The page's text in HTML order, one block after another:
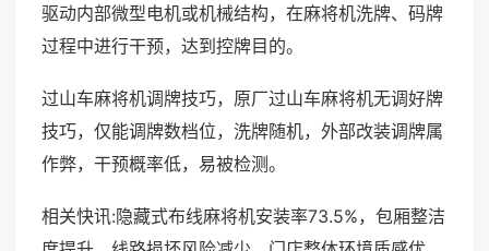
驱动内部微型电机或机械结构，在麻将机洗牌、码牌
过程中进行干预，达到控牌目的。
过山车麻将机调牌技巧，原厂过山车麻将机无调好牌
技巧，仅能调牌数档位，洗牌随机，外部改装调牌属
作弊，干预概率低，易被检测。
相关快讯:隐藏式布线麻将机安装率73.5%，包厢整洁